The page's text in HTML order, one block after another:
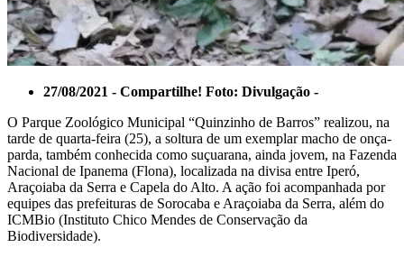
27/08/2021 - Compartilhe! Foto: Divulgação -
O Parque Zoológico Municipal “Quinzinho de Barros” realizou, na
tarde de quarta-feira (25), a soltura de um exemplar macho de onça-
parda, também conhecida como suçuarana, ainda jovem, na Fazenda
Nacional de Ipanema (Flona), localizada na divisa entre Iperó,
Araçoiaba da Serra e Capela do Alto. A ação foi acompanhada por
equipes das prefeituras de Sorocaba e Araçoiaba da Serra, além do
ICMBio (Instituto Chico Mendes de Conservação da
Biodiversidade).